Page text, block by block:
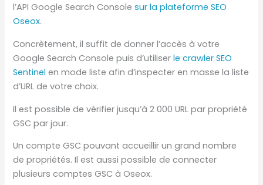
l’API Google Search Consolesur la plateforme SEO
Oseox.
Concrètement, il suffit de donner l’accès à votre
Google Search Console puis d’utiliserle crawler SEO
Sentinel en mode liste afin d’inspecter en masse la liste
d’URL de votre choix.
Il est possible de vérifier jusqu’à 2 000 URL par propriété
GSC par jour.
Un compte GSC pouvant accueillir un grand nombre
de propriétés. Il est aussi possible de connecter
plusieurs comptes GSC à Oseox.